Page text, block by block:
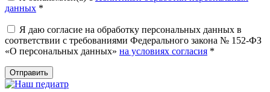
данных *
Я даю согласие на обработку персональных данных в
соответствии с требованиями Федерального закона № 152-ФЗ
«О персональных данных» на условиях согласия *
Отправить